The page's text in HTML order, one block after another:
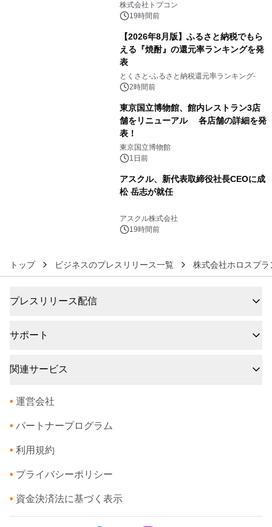
株式会社トプコン
19時間前
【2026年8月版】ふるさと納税でもら
える『焼酎』の還元率ランキングを発
表
とくさと-ふるさと納税還元率ランキング-
2時間前
東京国立博物館、館内レストラン3店
舗をリニューアル 各店舗の詳細を発
表！
東京国立博物館
1日前
アスクル、新代表取締役社長CEOに成
松 岳志が就任
アスクル株式会社
19時間前
トップ ビジネスのプレスリリース一覧 株式会社ホロスプラ
プレスリリース配信
サポート
関連サービス
• 運営会社
• パートナープログラム
• 利用規約
• プライバシーポリシー
• 資金決済法に基づく表示